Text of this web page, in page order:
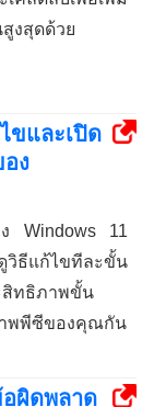
งสุดด้วย
ขและเปิด
ง
Windows 11
ธีแก้ไขทีละขั้น
สิทธิภาพขั้น
าพพีซีของคุณกัน
ผิดพลาด